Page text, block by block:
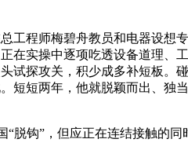
程师梅碧舟教员和电器设想
在实操中逐项吃透设备道理、
试探攻关，积少成多补短板。碰
短短两年，他就脱颖而出、独
脱钩”，但应正在连结接触的同